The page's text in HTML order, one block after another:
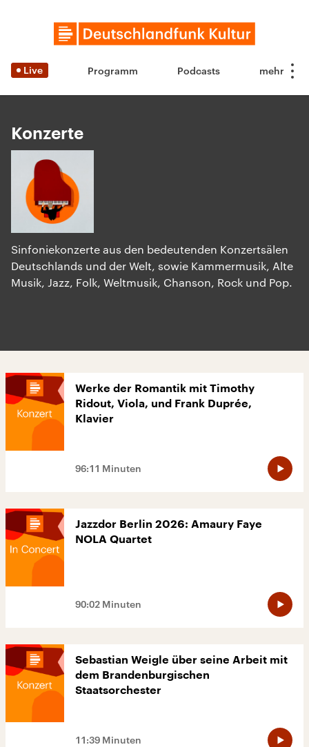
Live Programm Podcasts
Konzerte
Sinfoniekonzerte aus den bedeutenden Konzertsälen
Deutschlands und der Welt, sowie Kammermusik, Alte
Musik, Jazz, Folk, Weltmusik, Chanson, Rock und Pop.
Werke der Romantik mit Timothy
Ridout, Viola, und Frank Duprée,
Klavier
96:11 Minuten
Jazzdor Berlin 2026: Amaury Faye
NOLA Quartet
90:02 Minuten
Sebastian Weigle über seine Arbeit mit
dem Brandenburgischen
Staatsorchester
11:39 Minuten